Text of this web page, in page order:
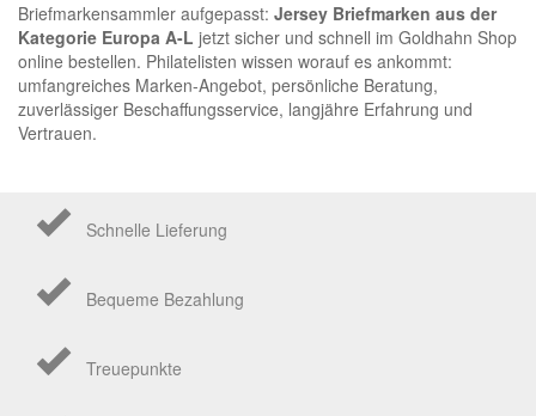
Briefmarkensammler aufgepasst: Jersey Briefmarken aus der
Kategorie Europa A-L jetzt sicher und schnell im Goldhahn Shop
online bestellen. Philatelisten wissen worauf es ankommt:
umfangreiches Marken-Angebot, persönliche Beratung,
zuverlässiger Beschaffungsservice, langjähre Erfahrung und
Vertrauen.
Schnelle Lieferung
Bequeme Bezahlung
Treuepunkte